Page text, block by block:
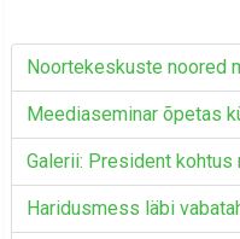
Noortekeskuste noored
Meediaseminar õpetas
Galerii: President
Haridusmess läbi